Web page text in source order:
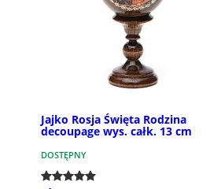
Jajko Rosja Święta Rodzina
decoupage wys. całk. 13 cm
DOSTĘPNY